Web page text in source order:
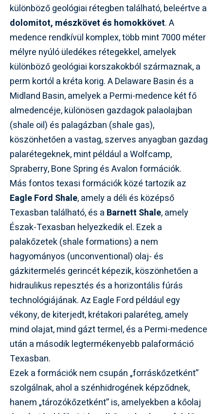
különböző geológiai rétegben található, beleértve a
dolomitot, mészkövet és homokkövet. A
medence rendkívül komplex, több mint 7000 méter
mélyre nyúló üledékes rétegekkel, amelyek
különböző geológiai korszakokból származnak, a
perm kortól a kréta korig. A Delaware Basin és a
Midland Basin, amelyek a Permi-medence két fő
almedencéje, különösen gazdagok palaolajban
(shale oil) és palagázban (shale gas),
köszönhetően a vastag, szerves anyagban gazdag
palarétegeknek, mint például a Wolfcamp,
Spraberry, Bone Spring és Avalon formációk.
Más fontos texasi formációk közé tartozik az
Eagle Ford Shale, amely a déli és középső
Texasban található, és a Barnett Shale, amely
Észak-Texasban helyezkedik el. Ezek a
palakőzetek (shale formations) a nem
hagyományos (unconventional) olaj- és
gázkitermelés gerincét képezik, köszönhetően a
hidraulikus repesztés és a horizontális fúrás
technológiájának. Az Eagle Ford például egy
vékony, de kiterjedt, krétakori palaréteg, amely
mind olajat, mind gázt termel, és a Permi-medence
után a második legtermékenyebb palaformáció
Texasban.
Ezek a formációk nem csupán „forráskőzetként”
szolgálnak, ahol a szénhidrogének képződnek,
hanem „tározókőzetként” is, amelyekben a kőolaj